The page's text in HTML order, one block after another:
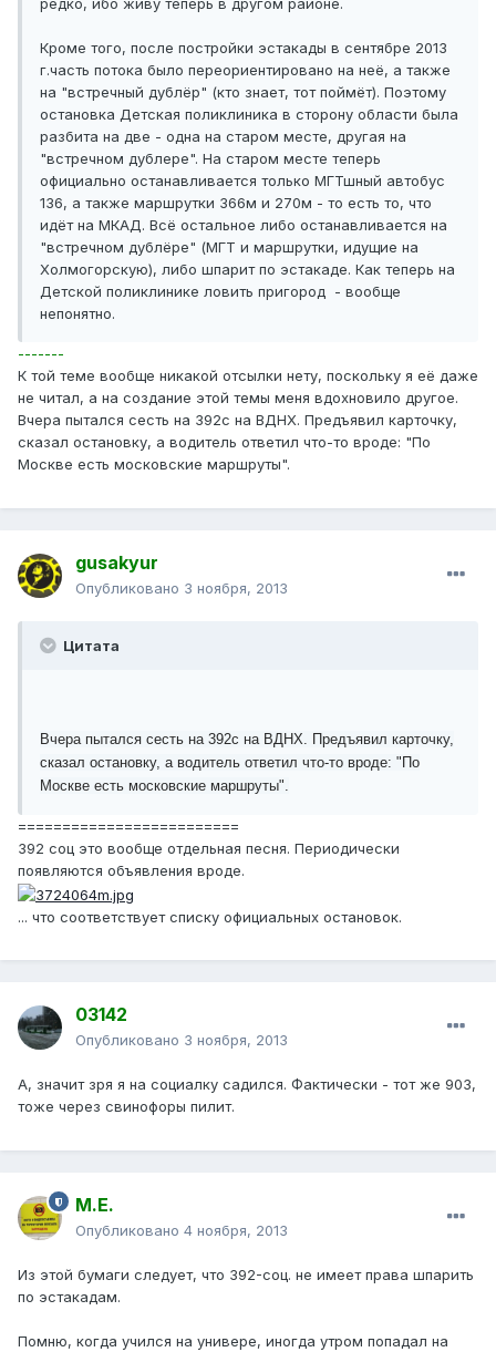
редко, ибо живу теперь в другом районе.
Кроме того, после постройки эстакады в сентябре 2013
г.часть потока было переориентировано на неё, а также
на "встречный дублёр" (кто знает, тот поймёт). Поэтому
остановка Детская поликлиника в сторону области была
разбита на две - одна на старом месте, другая на
"встречном дублере". На старом месте теперь
официально останавливается только МГТшный автобус
136, а также маршрутки 366м и 270м - то есть то, что
идёт на МКАД. Всё остальное либо останавливается на
"встречном дублёре" (МГТ и маршрутки, идущие на
Холмогорскую), либо шпарит по эстакаде. Как теперь на
Детской поликлинике ловить пригород - вообще
непонятно.
-------
К той теме вообще никакой отсылки нету, поскольку я её даже
не читал, а на создание этой темы меня вдохновило другое.
Вчера пытался сесть на 392с на ВДНХ. Предъявил карточку,
сказал остановку, а водитель ответил что-то вроде: "По
Москве есть московские маршруты".
gusakyur
Опубликовано 3 ноября, 2013
Цитата
Вчера пытался сесть на 392с на ВДНХ. Предъявил карточку,
сказал остановку, а водитель ответил что-то вроде: "По
Москве есть московские маршруты".
=========================
392 соц это вообще отдельная песня. Периодически
появляются объявления вроде.
... что соответствует списку официальных остановок.
03142
Опубликовано 3 ноября, 2013
А, значит зря я на социалку садился. Фактически - тот же 903,
тоже через свинофоры пилит.
М.Е.
Опубликовано 4 ноября, 2013
Из этой бумаги следует, что 392-соц. не имеет права шпарить
по эстакадам.
Помню, когда учился на универе, иногда утром попадал на